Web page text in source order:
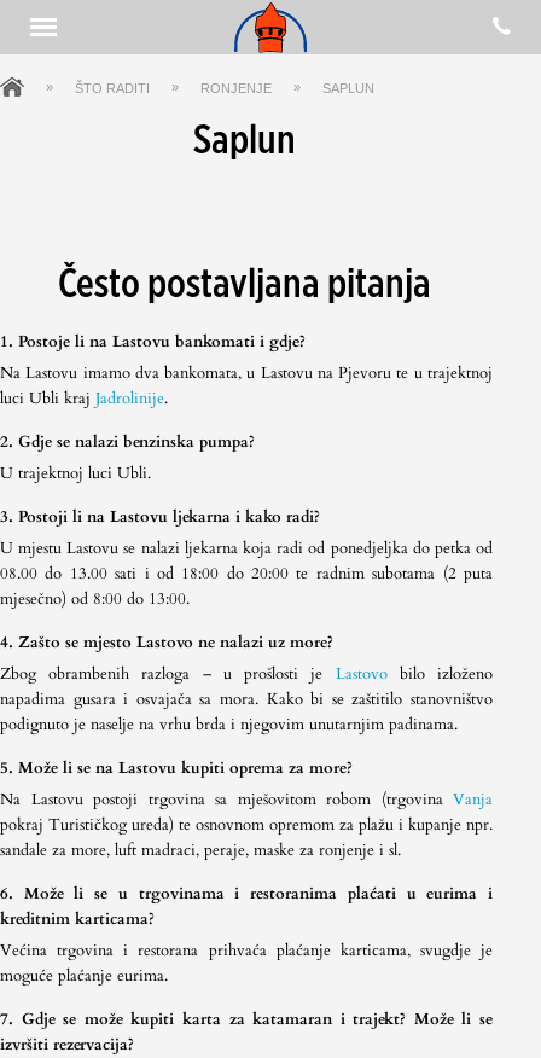
» ŠTO RADITI » RONJENJE » SAPLUN
Saplun
Često postavljana pitanja
1. Postoje li na Lastovu bankomati i gdje?
Na Lastovu imamo dva bankomata, u Lastovu na Pjevoru te u trajektnoj
luci Ubli kraj Jadrolinije.
2. Gdje se nalazi benzinska pumpa?
U trajektnoj luci Ubli.
3. Postoji li na Lastovu ljekarna i kako radi?
U mjestu Lastovu se nalazi ljekarna koja radi od ponedjeljka do petka od
08.00 do 13.00 sati i od 18:00 do 20:00 te radnim subotama (2 puta
mjesečno) od 8:00 do 13:00.
4. Zašto se mjesto Lastovo ne nalazi uz more?
Zbog obrambenih razloga – u prošlosti je Lastovobilo izloženo
napadima gusara i osvajača sa mora. Kako bi se zaštitilo stanovništvo
podignuto je naselje na vrhu brda i njegovim unutarnjim padinama.
5. Može li se na Lastovu kupiti oprema za more?
Na Lastovu postoji trgovina sa mješovitom robom (trgovina Vanja
pokraj Turističkog ureda) te osnovnom opremom za plažu i kupanje npr.
sandale za more, luft madraci, peraje, maske za ronjenje i sl.
6. Može li se u trgovinama i restoranima plaćati u eurima i
kreditnim karticama?
Većina trgovina i restorana prihvaća plaćanje karticama, svugdje je
moguće plaćanje eurima.
7. Gdje se može kupiti karta za katamaran i trajekt? Može li se
izvršiti rezervacija?